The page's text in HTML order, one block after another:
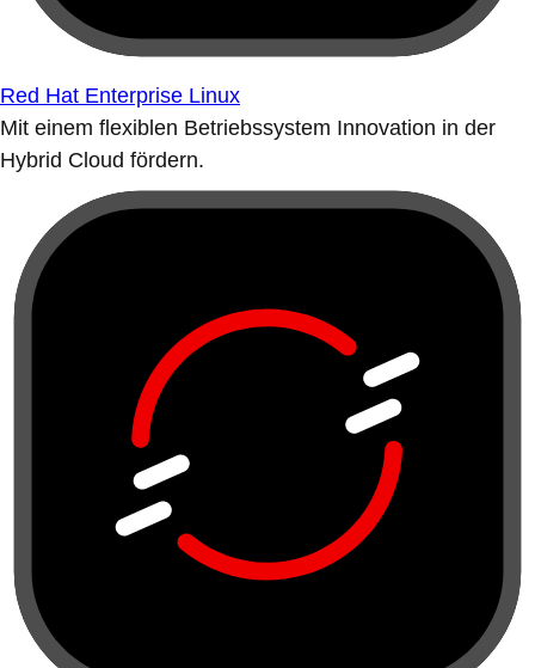
Red Hat Enterprise Linux
Mit einem flexiblen Betriebssystem Innovation in der
Hybrid Cloud fördern.